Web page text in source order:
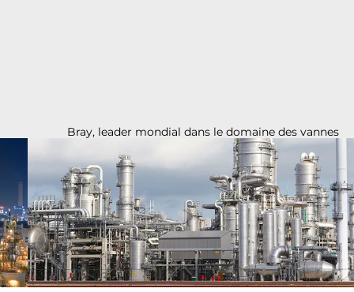
Bray, leader mondial dans le domaine des vannes
ultraperformantes, garantit la sécurité, la fiabilité
et l'efficacité des applications chimiques,
couvrant aussi bien les produits chimiques
élémentaires que les polymères spécifiques,
soutenant ainsi la croissance et l'innovation dans
ce secteur.